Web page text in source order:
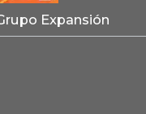
Expansión